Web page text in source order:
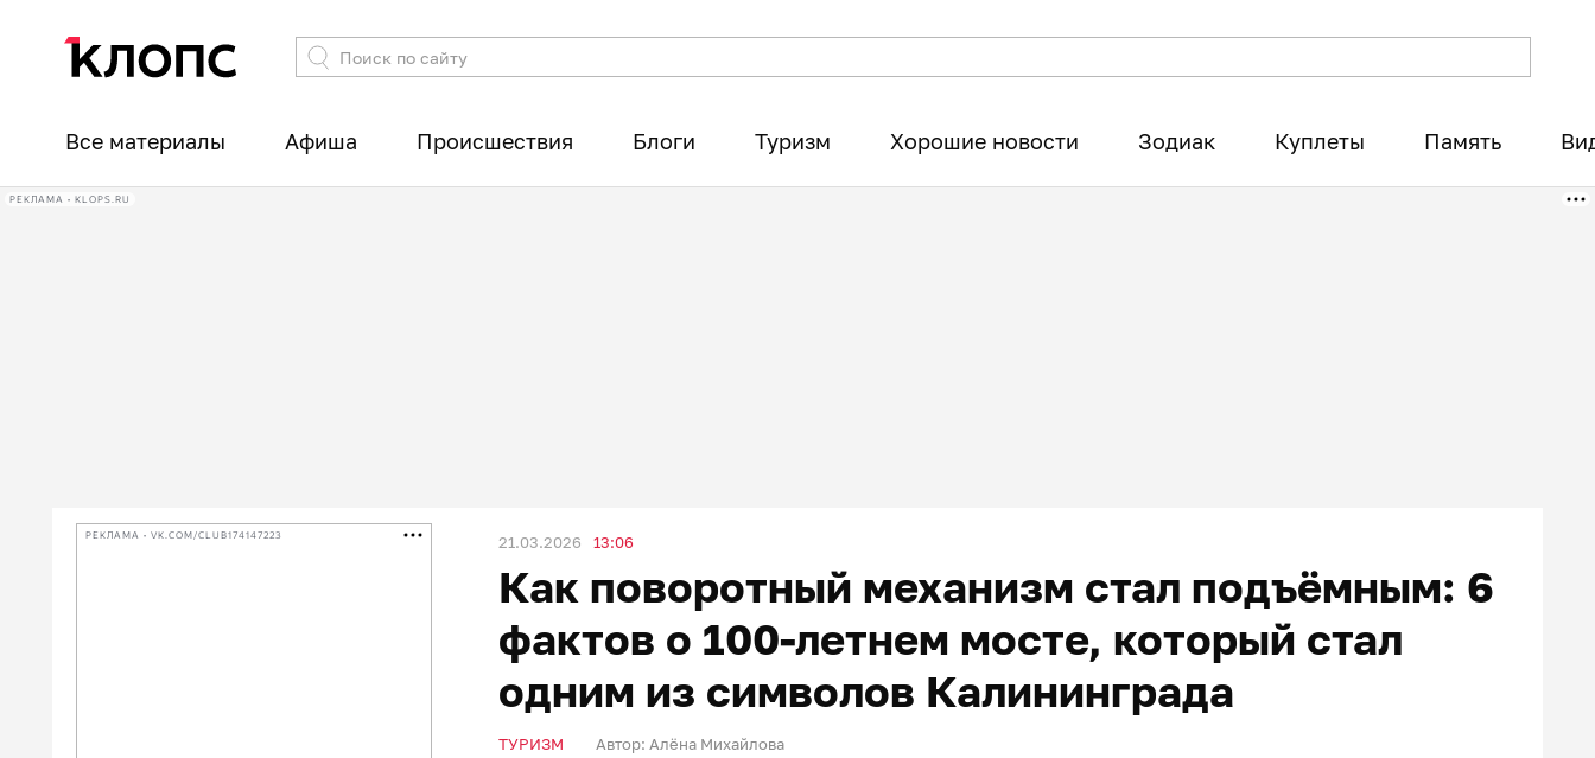
Все материалы Афиша Происшествия Блоги Туризм Хорошие новости Зодиак Куплеты Память
РЕКЛАМА • KLOPS.RU
РЕКЛАМА • VK.COM/CLUB174147223 21.03.2026 13:06
Как поворотный механизм стал подъёмным: 6
фактов о 100-летнем мосте, который стал
одним из символов Калининграда
ТУРИЗМ Автор: Алёна Михайлова